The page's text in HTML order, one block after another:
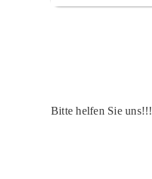
Bitte helfen Sie uns!!!